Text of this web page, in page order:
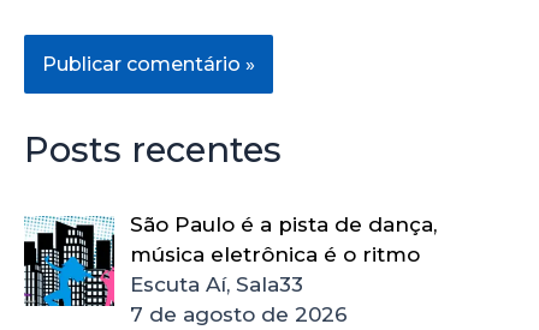
Posts recentes
São Paulo é a pista de dança,
música eletrônica é o ritmo
Escuta Aí, Sala33
7 de agosto de 2026